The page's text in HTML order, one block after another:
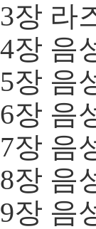
3장 라
4장 음
5장 음
6장 음
7장 음
8장 음
9장 음